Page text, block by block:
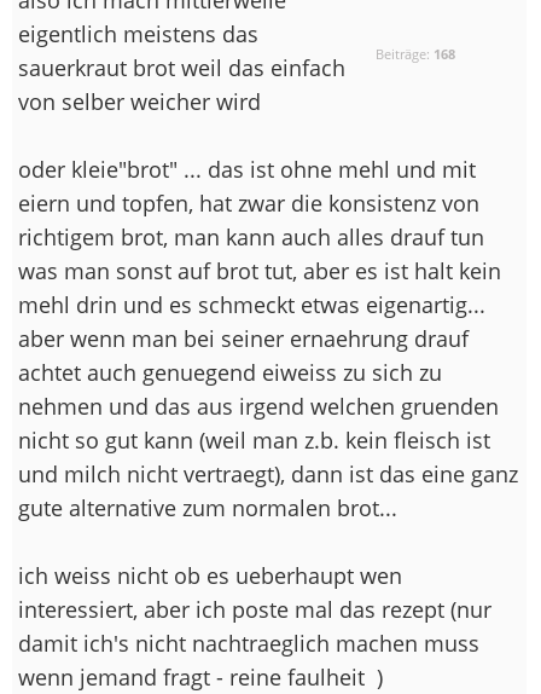
Beiträge: 168
eigentlich meistens das
sauerkraut brot weil das einfach
von selber weicher wird
oder kleie"brot" ... das ist ohne mehl und mit
eiern und topfen, hat zwar die konsistenz von
richtigem brot, man kann auch alles drauf tun
was man sonst auf brot tut, aber es ist halt kein
mehl drin und es schmeckt etwas eigenartig...
aber wenn man bei seiner ernaehrung drauf
achtet auch genuegend eiweiss zu sich zu
nehmen und das aus irgend welchen gruenden
nicht so gut kann (weil man z.b. kein fleisch ist
und milch nicht vertraegt), dann ist das eine ganz
gute alternative zum normalen brot...
ich weiss nicht ob es ueberhaupt wen
interessiert, aber ich poste mal das rezept (nur
damit ich's nicht nachtraeglich machen muss
wenn jemand fragt - reine faulheit )